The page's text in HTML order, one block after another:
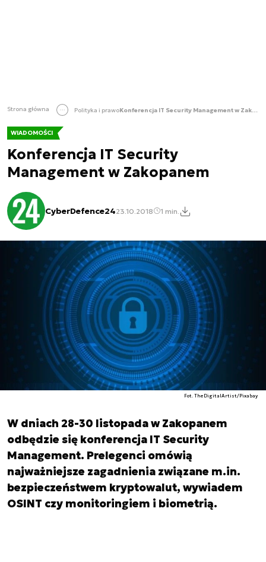
Strona główna Polityka i prawo Konferencja IT Security Management w Zakopanem
WIADOMOŚCI
Konferencja IT Security
Management w Zakopanem
CyberDefence2423.10.2018 1 min.
Fot. TheDigitalArtist/Pixabay
W dniach 28-30 listopada w Zakopanem
odbędzie się konferencja IT Security
Management. Prelegenci omówią
najważniejsze zagadnienia związane m.in.
bezpieczeństwem kryptowalut, wywiadem
OSINT czy monitoringiem i biometrią.